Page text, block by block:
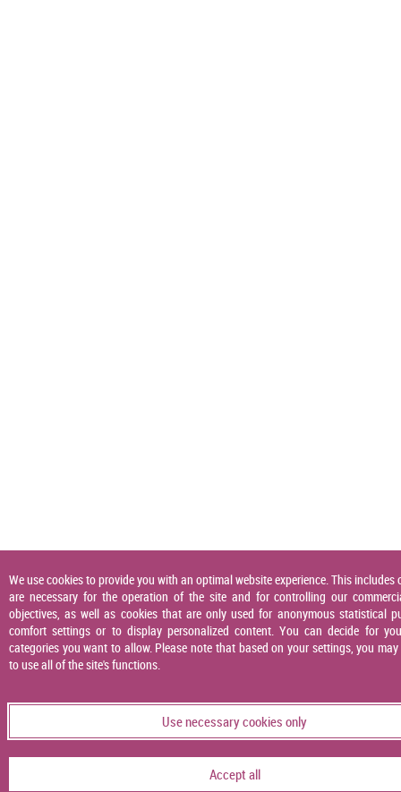
We use cookies to provide you with an optimal website experience. This includes
are necessary for the operation of the site and for controlling our
objectives, as well as cookies that are only used for anonymous statistical
comfort settings or to display personalized content. You can decide for
categories you want to allow. Please note that based on your settings, you
to use all of the site's functions.
Use necessary cookies only
Accept all